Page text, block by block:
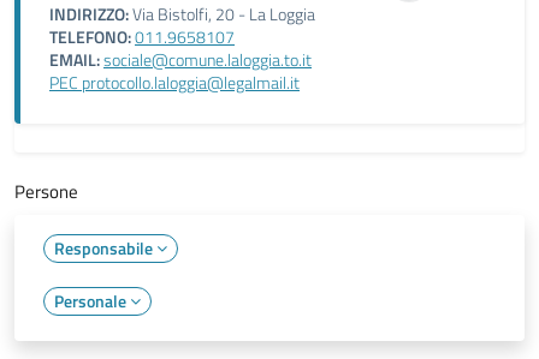
INDIRIZZO:Via Bistolfi, 20 - La Loggia
TELEFONO:011.9658107
EMAIL:sociale@comune.laloggia.to.it
PEC protocollo.laloggia@legalmail.it
Persone
Responsabile
Personale